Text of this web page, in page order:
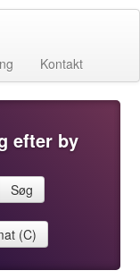
Kontakt
efter by
Søg
(C)